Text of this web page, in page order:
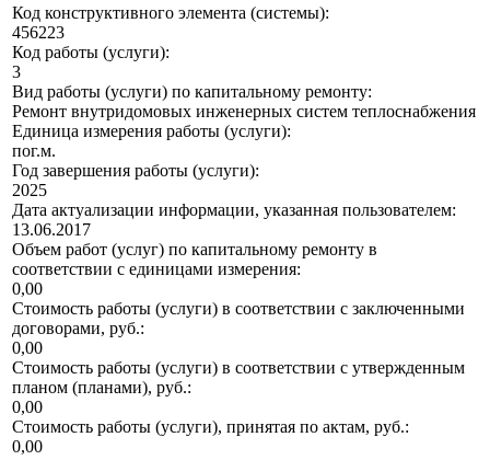
Код конструктивного элемента (системы):
456223
Код работы (услуги):
3
Вид работы (услуги) по капитальному ремонту:
Ремонт внутридомовых инженерных систем теплоснабжения
Единица измерения работы (услуги):
пог.м.
Год завершения работы (услуги):
2025
Дата актуализации информации, указанная пользователем:
13.06.2017
Объем работ (услуг) по капитальному ремонту в
соответствии с единицами измерения:
0,00
Стоимость работы (услуги) в соответствии с заключенными
договорами, руб.:
0,00
Стоимость работы (услуги) в соответствии с утвержденным
планом (планами), руб.:
0,00
Стоимость работы (услуги), принятая по актам, руб.:
0,00